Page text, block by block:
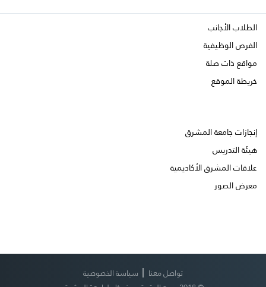
الطلاب الأجانب
الفرص الوظيفية
مواقع ذات صلة
خريطة الموقع
إنجازات جامعة المشرق
هيئة التدريس
علاقات المشرق الأكاديمية
معرض الصور
تواصل معنا
سياسة الخصوصية